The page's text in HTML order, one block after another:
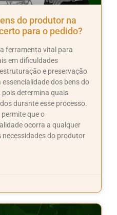
do produtor na
para o pedido?
ferramenta vital para
em dificuldades
e preservação
dos bens do
determina quais
durante esse processo.
que o
ocorra a qualquer
do produtor